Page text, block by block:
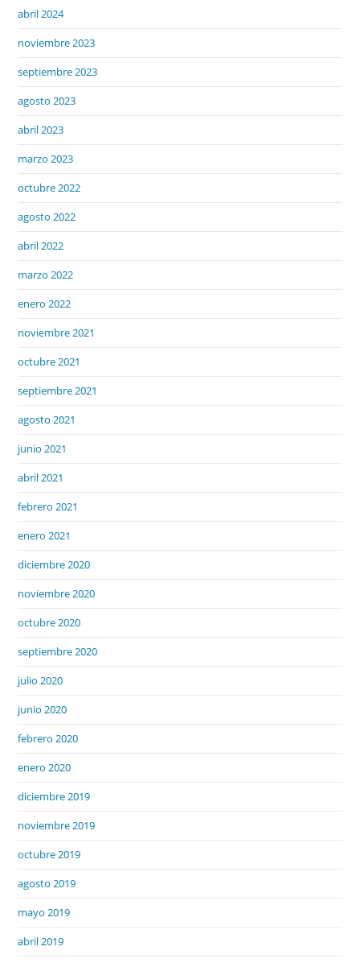
abril 2024
noviembre 2023
septiembre 2023
agosto 2023
abril 2023
marzo 2023
octubre 2022
agosto 2022
abril 2022
marzo 2022
enero 2022
noviembre 2021
octubre 2021
septiembre 2021
agosto 2021
junio 2021
abril 2021
febrero 2021
enero 2021
diciembre 2020
noviembre 2020
octubre 2020
septiembre 2020
julio 2020
junio 2020
febrero 2020
enero 2020
diciembre 2019
noviembre 2019
octubre 2019
agosto 2019
mayo 2019
abril 2019